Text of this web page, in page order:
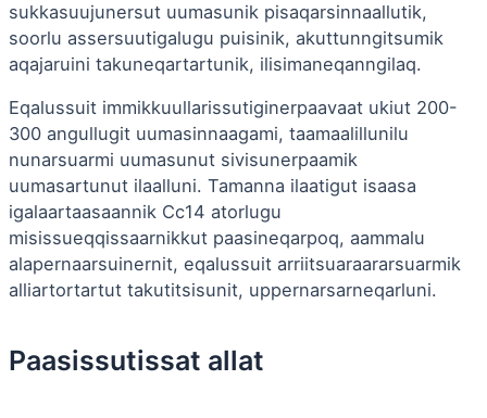
sukkasuujunersut uumasunik pisaqarsinnaallutik,
soorlu assersuutigalugu puisinik, akuttunngitsumik
aqajaruini takuneqartartunik, ilisimaneqanngilaq.
Eqalussuit immikkuullarissutiginerpaavaat ukiut 200-
300 angullugit uumasinnaagami, taamaalillunilu
nunarsuarmi uumasunut sivisunerpaamik
uumasartunut ilaalluni. Tamanna ilaatigut isaasa
igalaartaasaannik Cc14 atorlugu
misissueqqissaarnikkut paasineqarpoq, aammalu
alapernaarsuinernit, eqalussuit arriitsuaraararsuarmik
alliartortartut takutitsisunit, uppernarsarneqarluni.
Paasissutissat allat